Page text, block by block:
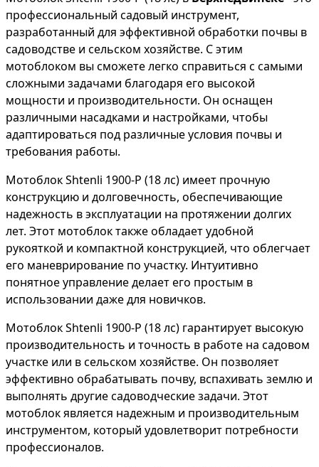
профессиональный садовый инструмент,
разработанный для эффективной обработки почвы в
садоводстве и сельском хозяйстве. С этим
мотоблоком вы сможете легко справиться с самыми
сложными задачами благодаря его высокой
мощности и производительности. Он оснащен
различными насадками и настройками, чтобы
адаптироваться под различные условия почвы и
требования работы.
Мотоблок Shtenli 1900-P (18 лс) имеет прочную
конструкцию и долговечность, обеспечивающие
надежность в эксплуатации на протяжении долгих
лет. Этот мотоблок также обладает удобной
рукояткой и компактной конструкцией, что облегчает
его маневрирование по участку. Интуитивно
понятное управление делает его простым в
использовании даже для новичков.
Мотоблок Shtenli 1900-P (18 лс) гарантирует высокую
производительность и точность в работе на садовом
участке или в сельском хозяйстве. Он позволяет
эффективно обрабатывать почву, вспахивать землю и
выполнять другие садоводческие задачи. Этот
мотоблок является надежным и производительным
инструментом, который удовлетворит потребности
профессионалов.